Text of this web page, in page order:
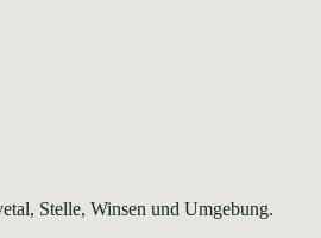
Stelle, Winsen und Umgebung.